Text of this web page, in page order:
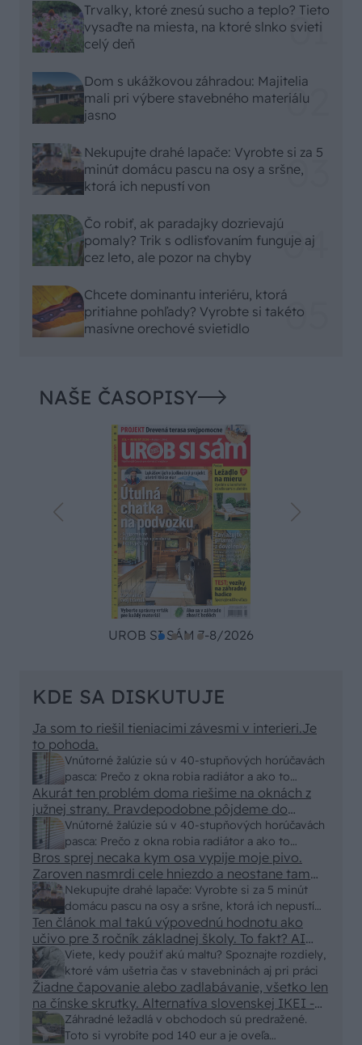
Trvalky, ktoré znesú sucho a teplo? Tieto
vysaďte na miesta, na ktoré slnko svieti
celý deň
Dom s ukážkovou záhradou: Majitelia
mali pri výbere stavebného materiálu
jasno
Nekupujte drahé lapače: Vyrobte si za 5
minút domácu pascu na osy a sršne,
ktorá ich nepustí von
Čo robiť, ak paradajky dozrievajú
pomaly? Trik s odlisťovaním funguje aj
cez leto, ale pozor na chyby
Chcete dominantu interiéru, ktorá
pritiahne pohľady? Vyrobte si takéto
masívne orechové svietidlo
NAŠE ČASOPISY
UROB SI SÁM 7-8/2026
KDE SA DISKUTUJE
Vnútorné žalúzie sú v 40-stupňových horúčavách
pasca: Prečo z okna robia radiátor a ako to
vyriešiť za pár eur?
Ja som to riešil tieniacimi závesmi v interieri.Je
to pohoda.
Vnútorné žalúzie sú v 40-stupňových horúčavách
pasca: Prečo z okna robia radiátor a ako to
vyriešiť za pár eur?
Akurát ten problém doma riešime na oknách z
južnej strany. Pravdepodobne pôjdeme do
vonkajšieho tienenia na spôsob markízy
250x150cm. Čínsky predajcovia idú okolo 100
eur kus.
Nekupujte drahé lapače: Vyrobte si za 5 minút
domácu pascu na osy a sršne, ktorá ich nepustí
von
Bros sprej necaka kym osa vypije moje pivo.
Zaroven nasmrdi cele hniezdo a neostane tam
nic zive. Vasa pasca naucinke moc efektivne.
Skor pritiahne slimaky
Viete, kedy použiť akú maltu? Spoznajte rozdiely,
ktoré vám ušetria čas v stavebninách aj pri práci
Ten článok mal takú výpovednú hodnotu ako
učivo pre 3 ročník základnej školy. To fakt? AI
alebo nejaka kniha z VŠ? Dnešné rychlotvrdnuce
malty - pevnosť 40 Mpa a doba schnutia tak 15
minut , k tomu vodotesné s kryštálikou. A rozdiel
- schnutie a zretie. Nič?
Záhradné ležadlá v obchodoch sú predražené.
Toto si vyrobíte pod 140 eur a je oveľa
Žiadne čapovanie alebo zadlabávanie, všetko len
na čínske skrutky. Alternatíva slovenskej IKEI -
čo sa týka pevnosti. Autor si nedal veľa námahy s
remeselným spracovaním, škoda. No lepšie než